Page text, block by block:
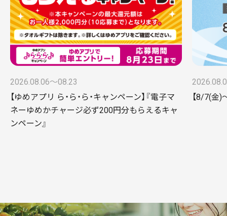
2026.08.06〜08.23
【ゆめアプリ ら・ら・ら・キャンペーン】『電子マ
ネーゆめかチャージ必ず200円分もらえるキャ
ンペーン』
【8/7(金)